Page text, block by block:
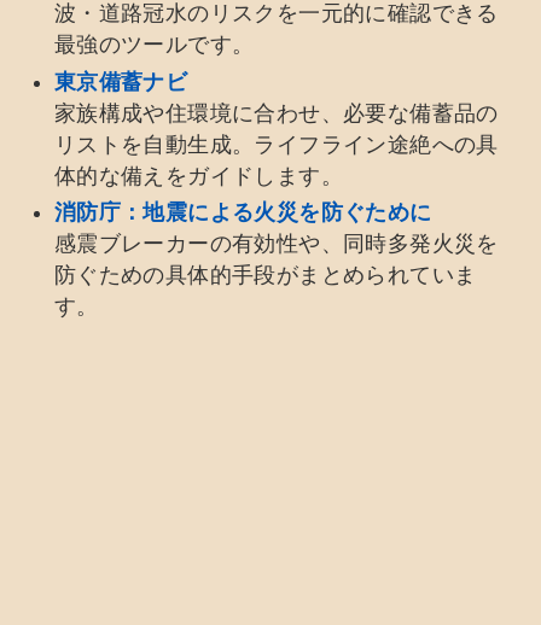
波・道路冠水のリスクを一元的に確認できる
最強のツールです。
東京備蓄ナビ
家族構成や住環境に合わせ、必要な備蓄品の
リストを自動生成。ライフライン途絶への具
体的な備えをガイドします。
消防庁：地震による火災を防ぐために
感震ブレーカーの有効性や、同時多発火災を
防ぐための具体的手段がまとめられていま
す。